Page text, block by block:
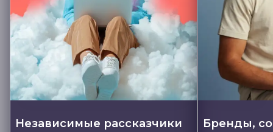
Независимые рассказчики
Бренды,